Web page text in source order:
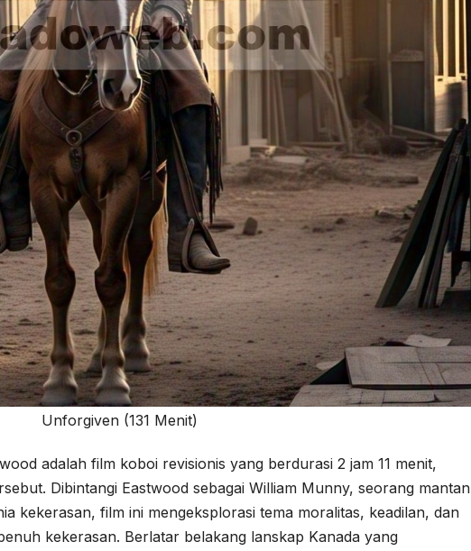
Unforgiven (131 Menit)
adalah film koboi revisionis yang berdurasi 2 jam 11 menit,
Dibintangi Eastwood sebagai William Munny, seorang mantan
kekerasan, film ini mengeksplorasi tema moralitas, keadilan, dan
kekerasan. Berlatar belakang lanskap Kanada yang